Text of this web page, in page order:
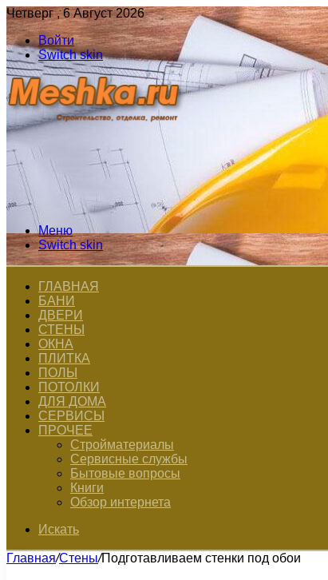
Четверг , 6 Август 2026
Войти
Switch skin
Меню
Switch skin
ГЛАВНАЯ
БАНИ
ДВЕРИ
СТЕНЫ
ОКНА
ПЛИТКА
ПОЛЫ
ПОТОЛКИ
ДЛЯ ДОМА
СЕРВИСЫ
ПРОЧЕЕ
Стройматериалы
Сервисные службы
Бытовые вопросы
Книги
Обзор интернета
Искать
Главная/Стены/Подготавливаем стенки под обои